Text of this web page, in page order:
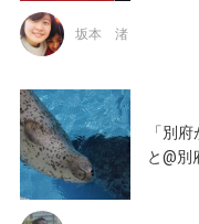
坂本 渚
「別
と@別